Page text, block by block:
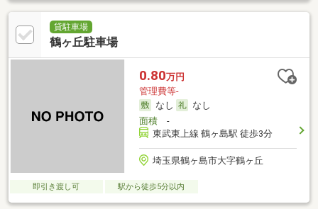
貸駐車場
鶴ヶ丘駐車場
0.80万円
管理費等-
なし
なし
面積-
東武東上線 鶴ヶ島駅 徒歩3分
埼玉県鶴ヶ島市大字鶴ヶ丘
即引き渡し可 駅から徒歩5分以内